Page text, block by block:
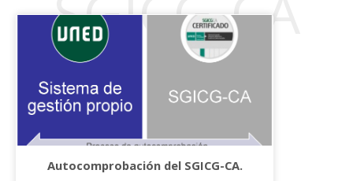
Autocomprobación del SGICG-CA.